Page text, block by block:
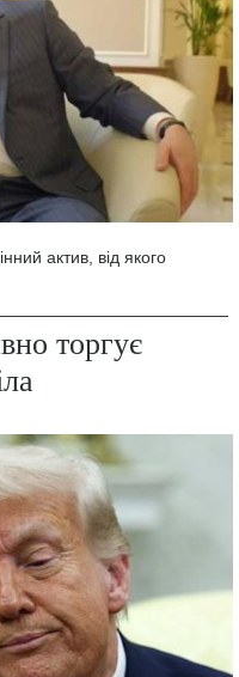
актив, від якого
торгує